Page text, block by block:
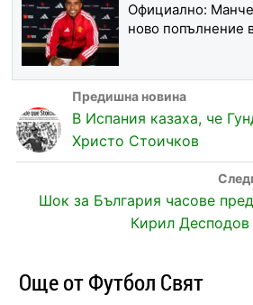
Официално:
ново попълнение
В Испания казаха, че
Христо Стоичков
Шок за България часове
Кирил Десподов
Още от Футбол Свят